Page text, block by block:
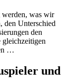
werden, was wir
den Unterschied
den
gleichzeitigen
…
und